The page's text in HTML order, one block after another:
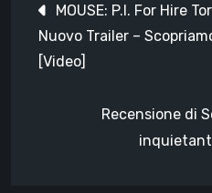
articoli
MOUSE: P.I. For Hire
Nuovo Trailer –
[Video]
Recensione di